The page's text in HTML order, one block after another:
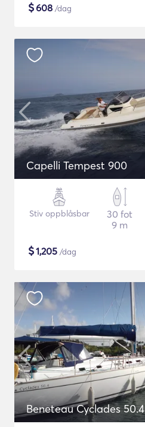
$608 /dag
Capelli Tempest 900
Stiv oppblåsbar
30 fot
9 m
$1,205 /dag
Beneteau Cyclades 50.4